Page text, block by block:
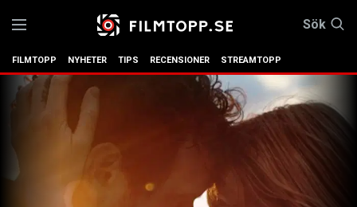
Sök
FILMTOPP NYHETER TIPS RECENSIONER STREAMTOPP